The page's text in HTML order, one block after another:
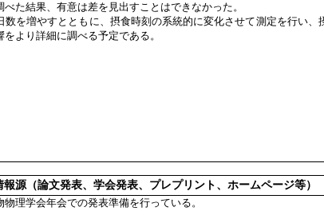
た結果、有意は差を見出すことはできなかった。
を増やすとともに、摂食時刻の系統的に変化させて測定を行い、
より詳細に調べる予定である。
源（論文発表、学会発表、プレプリント、ホームページ等）
理学会年会での発表準備を行っている。